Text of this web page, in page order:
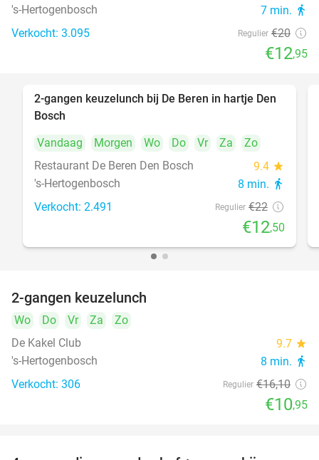
's-Hertogenbosch 7 min. directions_walk
Verkocht: 3.095 Regulier €20
€12,95
43%
2-gangen keuzelunch bij De Beren in hartje Den
Bosch
Vandaag
Morgen Wo Do Vr Za
Zo
Restaurant De Beren Den Bosch
9.4 star
's-Hertogenbosch 8 min. directions_walk
Verkocht: 2.491 Regulier €22
€12,50
2-gangen keuzelunch
Wo Do Vr Za
Zo
De Kakel Club
9.7 star
's-Hertogenbosch 8 min. directions_walk
Verkocht: 306 Regulier €16,10
€10,95